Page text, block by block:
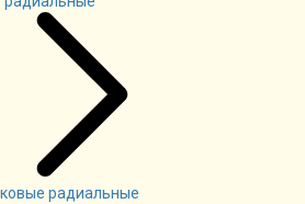
радиальные